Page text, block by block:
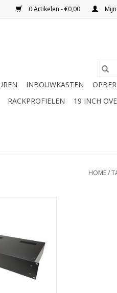
0 Artikelen - €0,00
INBOUWKASTEN
RACKPROFIELEN 19 INCH
HOME/
WINKELWAGEN